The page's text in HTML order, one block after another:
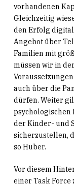
vorhandenen
Gleichzeitig
den Erfolg
Angebot über
Familien mit
müssen wir in
auch über die
dürfen. Weiter
psychologischen
der Kinder- und
sicherzustellen,
so Huber.
Vor diesem
einer Task Force